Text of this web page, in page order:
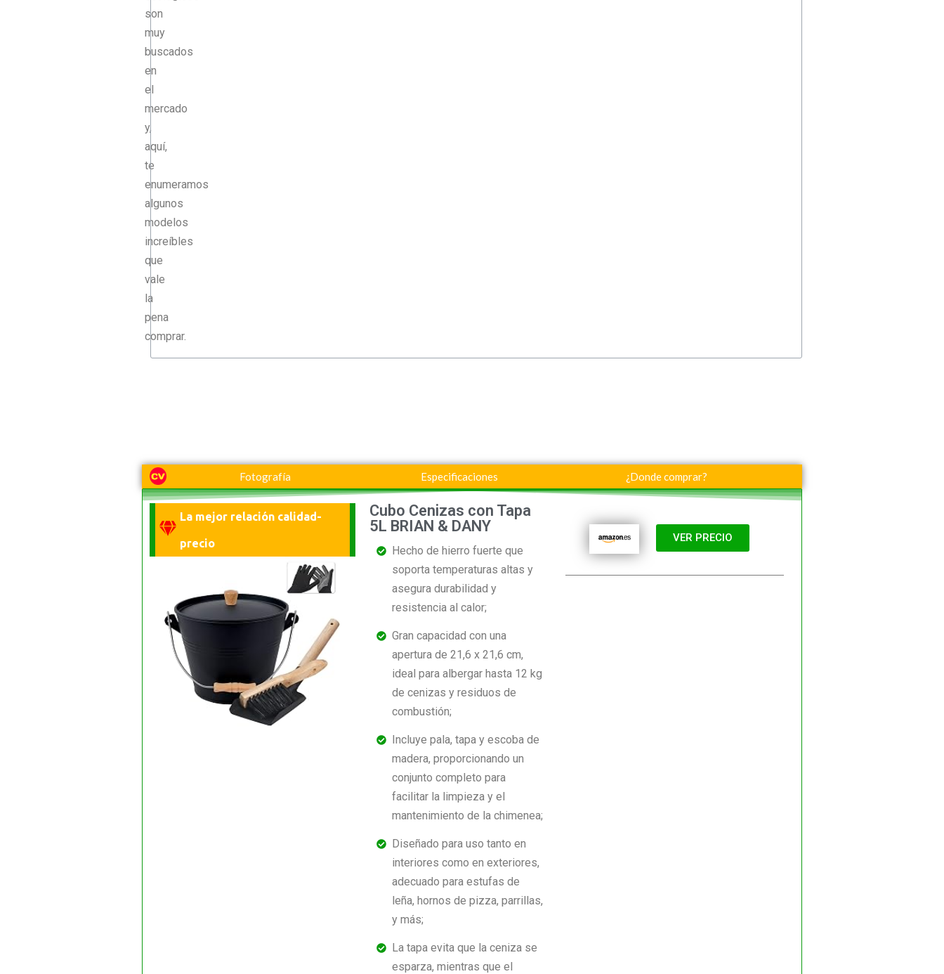
son
muy
buscados
en
el
mercado
y,
aquí,
te
enumeramos
algunos
modelos
increíbles
que
vale
la
pena
comprar.
Fotografía Especificaciones ¿Donde comprar?
La mejor relación calidad-
precio
Cubo Cenizas con Tapa
5L BRIAN & DANY
Hecho de hierro fuerte que
soporta temperaturas altas y
asegura durabilidad y
resistencia al calor;
Gran capacidad con una
apertura de 21,6 x 21,6 cm,
ideal para albergar hasta 12 kg
de cenizas y residuos de
combustión;
Incluye pala, tapa y escoba de
madera, proporcionando un
conjunto completo para
facilitar la limpieza y el
mantenimiento de la chimenea;
Diseñado para uso tanto en
interiores como en exteriores,
adecuado para estufas de
leña, hornos de pizza, parrillas,
y más;
La tapa evita que la ceniza se
esparza, mientras que el
VER PRECIO